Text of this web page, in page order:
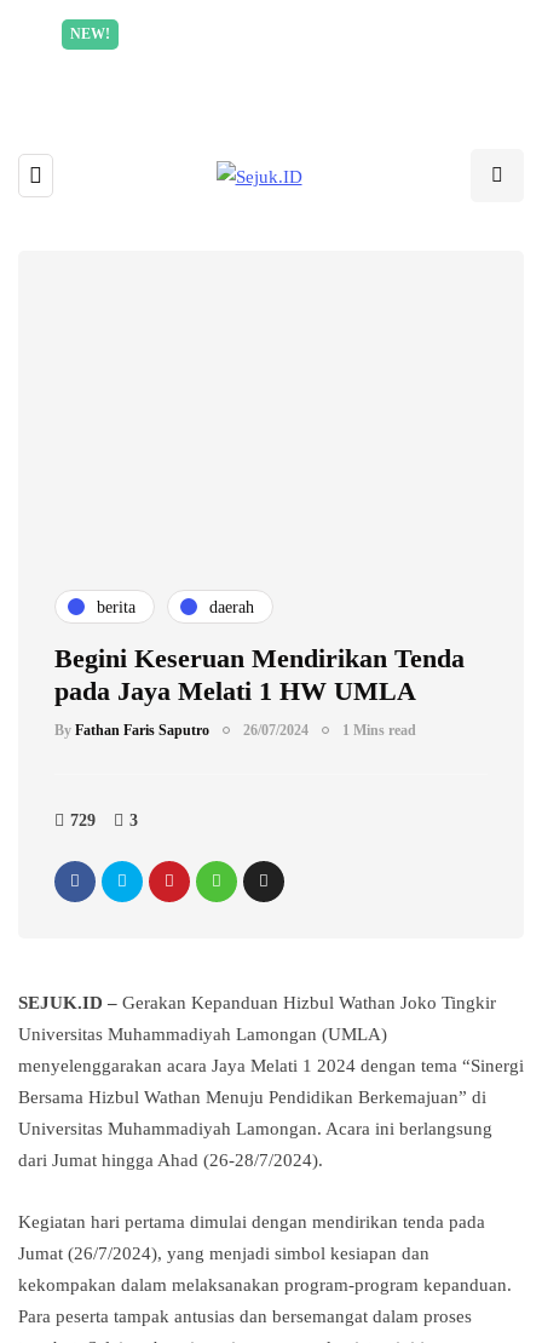
NEW!
berita daerah
Begini Keseruan Mendirikan Tenda
pada Jaya Melati 1 HW UMLA
By Fathan Faris Saputro 26/07/2024 1 Mins read
729 3
SEJUK.ID – Gerakan Kepanduan Hizbul Wathan Joko Tingkir
Universitas Muhammadiyah Lamongan (UMLA)
menyelenggarakan acara Jaya Melati 1 2024 dengan tema “Sinergi
Bersama Hizbul Wathan Menuju Pendidikan Berkemajuan” di
Universitas Muhammadiyah Lamongan. Acara ini berlangsung
dari Jumat hingga Ahad (26-28/7/2024).
Kegiatan hari pertama dimulai dengan mendirikan tenda pada
Jumat (26/7/2024), yang menjadi simbol kesiapan dan
kekompakan dalam melaksanakan program-program kepanduan.
Para peserta tampak antusias dan bersemangat dalam proses